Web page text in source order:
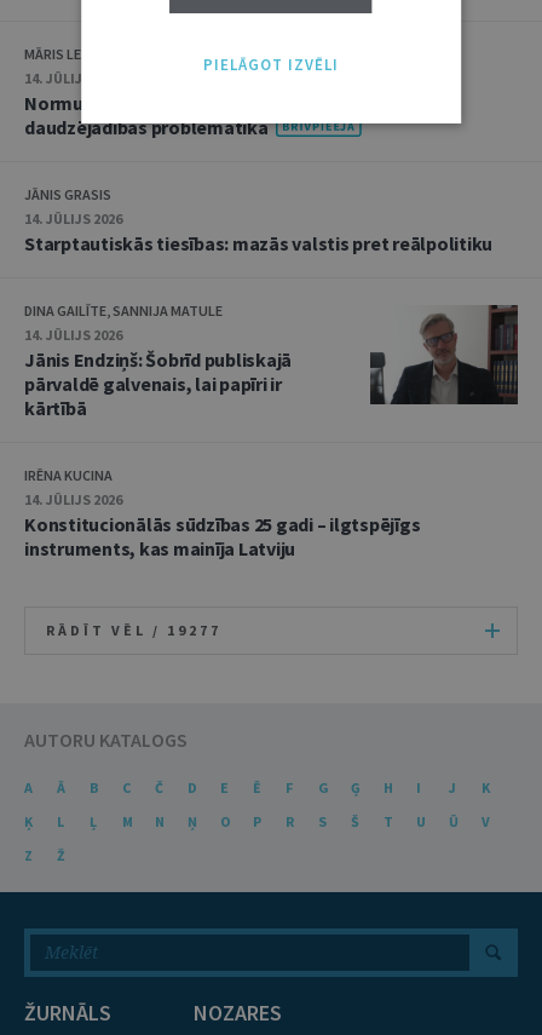
MĀRIS LEJA
14. JŪLIJS 2026
Normu konkurences un noziedzīgu nodarījumu
daudzējādības problemātika
JĀNIS GRASIS
14. JŪLIJS 2026
Starptautiskās tiesības: mazās valstis pret reālpolitiku
DINA GAILĪTE, SANNIJA MATULE
14. JŪLIJS 2026
Jānis Endziņš: Šobrīd publiskajā
pārvaldē galvenais, lai papīri ir
kārtībā
IRĒNA KUCINA
14. JŪLIJS 2026
Konstitucionālās sūdzības 25 gadi – ilgtspējīgs
instruments, kas mainīja Latviju
RĀDĪT VĒL / 19277
AUTORU KATALOGS
A Ā B C Č D E Ē F G Ģ H I J
K
Ķ
L Ļ M N Ņ O P R S Š T U Ū
V
Z
Ž
ŽURNĀLS NOZARES
PIELĀGOT IZVĒLI